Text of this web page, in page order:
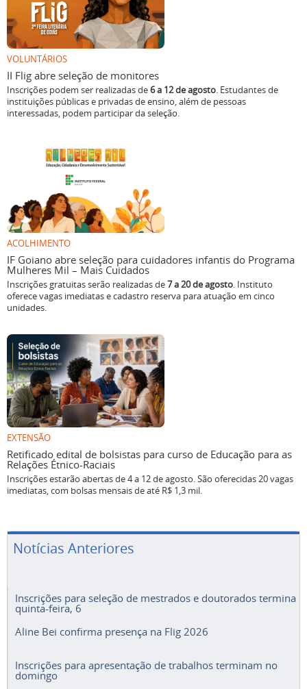
VOLUNTÁRIOS
II Flig abre seleção de monitores
Inscrições podem ser realizadas de6 a 12 de agosto
instituições públicas e privadas de ensino, além de pessoas
interessadas, podem participar da seleção.
ACOLHIMENTO
IF Goiano abre seleção para cuidadores infantis do Programa
Mulheres Mil – Mais Cuidados
Inscrições gratuitas serão realizadas de
oferece vagas imediatas e cadastro reserva para atuação em cinco
unidades.
EXTENSÃO
Retificado edital de bolsistas para curso de Educação para as
Relações Étnico-Raciais
Inscrições estarão abertas de 4 a 12 de agosto. São oferecidas 20 vagas
imediatas, com bolsas mensais de até R$ 1,3 mil.
Notícias Anteriores
quinta-feira, 6
Aline Bei confirma presença na Flig 2026
domingo
Fundação recebe propostas para projetos de indicações